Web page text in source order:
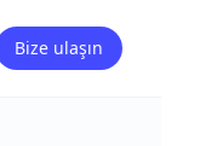
Bize ulaşın